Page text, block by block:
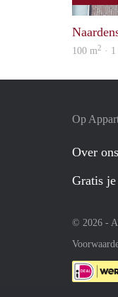
100 m2 ·
Op
Over ons
Gratis
© 2026 -